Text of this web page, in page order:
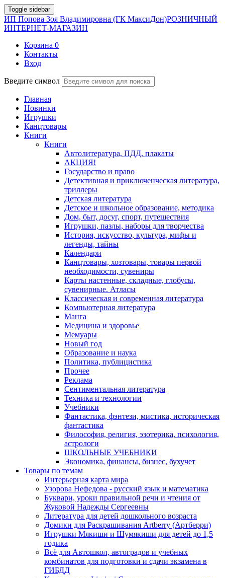
Toggle sidebar
ИП Попова Зоя Владимировна (ГК МаксиДон)РОЗНИЧНЫЙ
ИНТЕРНЕТ-МАГАЗИН
Корзина 0
Контакты
Вход
Введите символ
Главная
Новинки
Игрушки
Канцтовары
Книги
Книги
Автолитература, ПДД, плакаты
АКЦИЯ!
Государство и право
Детективная и приключенческая литература,
триллеры
Детская литература
Детское и школьное образование, методика
Дом, быт, досуг, спорт, путешествия
Игрушки, пазлы, наборы для творчества
История, искусство, культура, мифы и
легенды, тайны
Календари
Канцтовары, хозтовары, товары первой
необходимости, сувениры
Карты настенные, складные, глобусы,
сувенирные. Атласы
Классическая и современная литература
Компьютерная литература
Манга
Медицина и здоровье
Мемуары
Новый год
Образование и наука
Политика, публицистика
Прочее
Реклама
Сентиментальная литература
Техника и технологии
Учебники
Фантастика, фэнтези, мистика, историческая
фантастика
Философия, религия, эзотерика, психология,
астрологи
ШКОЛЬНЫЕ УЧЕБНИКИ
Экономика, финансы, бизнес, бухучет
Товары по темам
Интерьерная карта мира
Узорова Нефедова - русский язык и математика
Буквари, уроки правильной речи и чтения от
Жуковой Надежды Сергеевны
Литература для детей дошкольного возраста
Домики для Раскрашивания Artberry (Артберри)
Игрушки Мякиши и Шумякиши для детей до 1,5
годика
Всё для Автошкол, автоградов и учебных
комбинатов для подготовки и сдачи экзамена в
ГИБДД